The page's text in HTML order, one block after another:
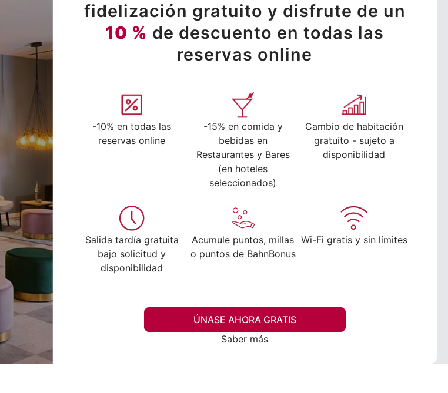
fidelización gratuito y disfrute de un
10 % de descuento en todas las
reservas online
-10% en todas las
reservas online
-15% en comida y
bebidas en
Restaurantes y Bares
(en hoteles
seleccionados)
Cambio de habitación
gratuito - sujeto a
disponibilidad
Salida tardía gratuita
bajo solicitud y
disponibilidad
Acumule puntos, millas
o puntos de BahnBonus
Wi-Fi gratis y sin límites
ÚNASE AHORA GRATIS
Saber más